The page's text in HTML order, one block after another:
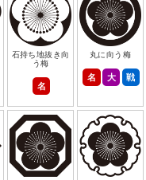
石持ち地抜き向
う梅
名
丸に向う梅
名 大 戦